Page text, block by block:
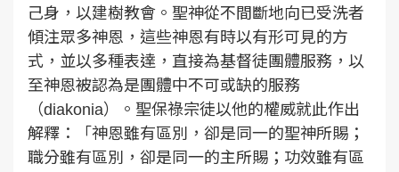
己身，以建樹教會。聖神從不間斷地向已受洗者
傾注眾多神恩，這些神恩有時以有形可見的方
式，並以多種表達，直接為基督徒團體服務，以
至神恩被認為是團體中不可或缺的服務
（diakonia）。聖保祿宗徒以他的權威就此作出
解釋：「神恩雖有區別，卻是同一的聖神所賜；
職分雖有區別，卻是同一的主所賜；功效雖有區